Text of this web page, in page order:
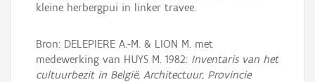
kleine herbergpui in linker travee.
Bron: DELEPIERE A.-M. & LION M. met
medewerking van HUYS M. 1982: Inventaris van het
cultuurbezit in België, Architectuur, Provincie